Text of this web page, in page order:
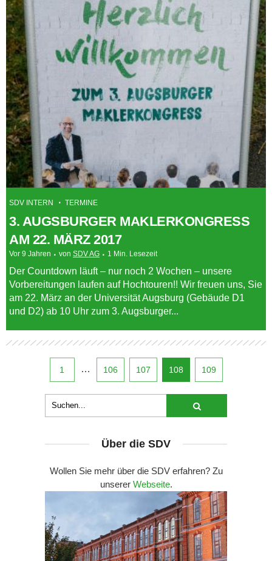
SDV INTERN TERMINE
3. AUGSBURGER MAKLERKONGRESS
AM 22. MÄRZ 2017
Vor 9 Jahren von SDV AG 1 Min. Lesezeit
Der Countdown läuft – nur noch 2 Wochen – unsere
Vorbereitungen laufen auf Hochtouren!! Wir freuen uns, Sie
am 22. März an der Universität Augsburg (Gebäude D1
und D2) ab 10 Uhr zum 3. Augsburger...
1 … 106 107 108 109
Über die SDV
Wollen Sie mehr über die SDV erfahren? Zu
unserer Webseite.